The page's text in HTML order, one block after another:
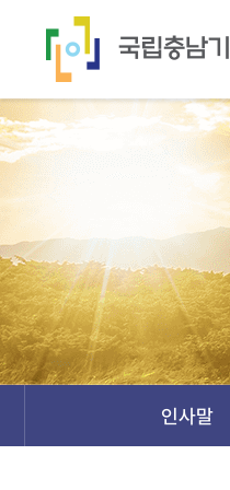
인사말